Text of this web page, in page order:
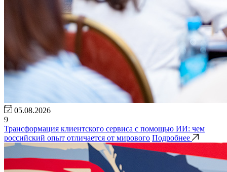
05.08.2026
9
Трансформация клиентского сервиса с помощью ИИ: чем
российский опыт отличается от мирового Подробнее